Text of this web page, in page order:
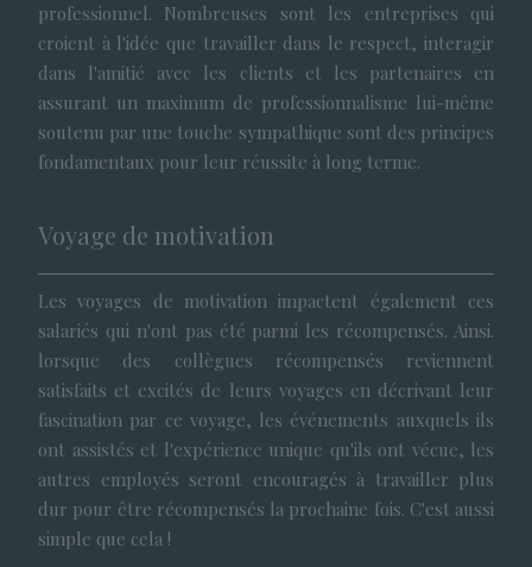
professionnel. Nombreuses sont les entreprises qui
croient à l'idée que travailler dans le respect, interagir
dans l'amitié avec les clients et les partenaires en
assurant un maximum de professionnalisme lui-même
soutenu par une touche sympathique sont des principes
fondamentaux pour leur réussite à long terme.
Voyage de motivation
Les voyages de motivation impactent également ces
salariés qui n'ont pas été parmi les récompensés. Ainsi.
lorsque des collègues récompensés reviennent
satisfaits et excités de leurs voyages en décrivant leur
fascination par ce voyage, les événements auxquels ils
ont assistés et l'expérience unique qu'ils ont vécue, les
autres employés seront encouragés à travailler plus
dur pour être récompensés la prochaine fois. C'est aussi
simple que cela !